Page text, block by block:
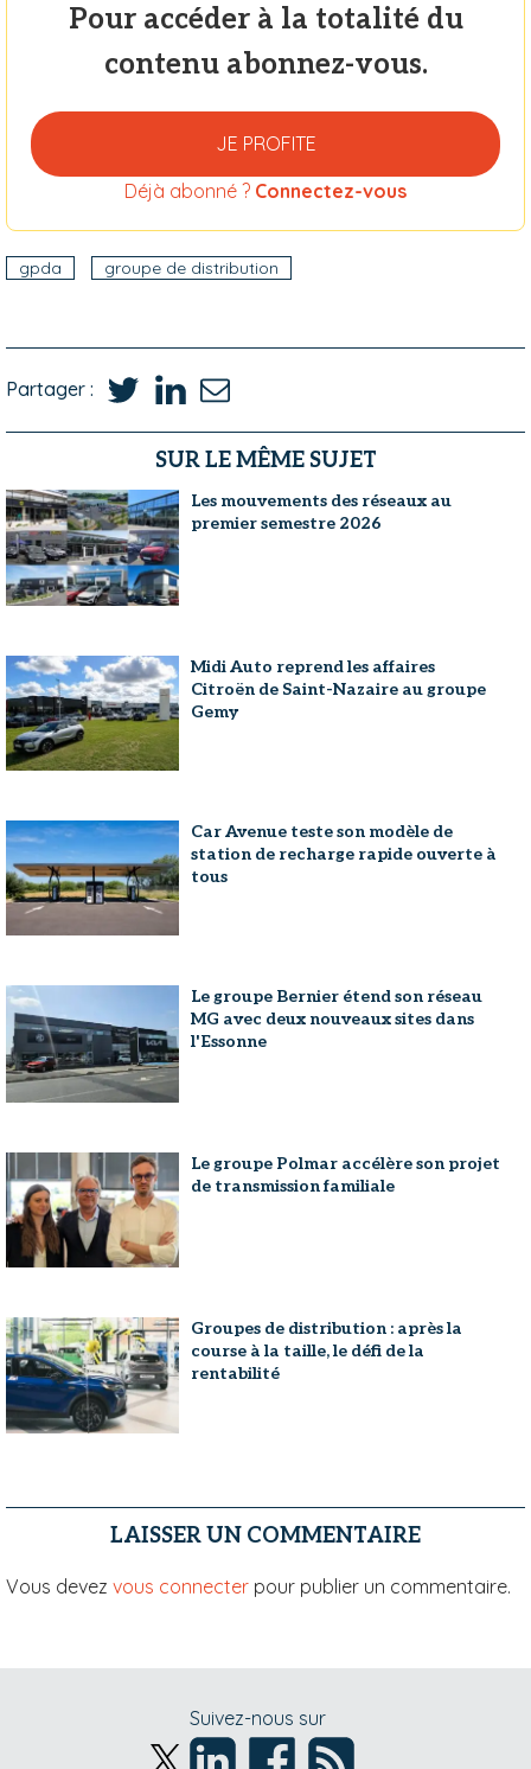
Pour accéder à la totalité du
contenu abonnez-vous.
JE PROFITE
Déjà abonné ? Connectez-vous
gpda groupe de distribution
Partager :
SUR LE MÊME SUJET
Les mouvements des réseaux au
premier semestre 2026
Midi Auto reprend les affaires
Citroën de Saint-Nazaire au groupe
Gemy
Car Avenue teste son modèle de
station de recharge rapide ouverte à
tous
Le groupe Bernier étend son réseau
MG avec deux nouveaux sites dans
l'Essonne
Le groupe Polmar accélère son projet
de transmission familiale
Groupes de distribution : après la
course à la taille, le défi de la
rentabilité
LAISSER UN COMMENTAIRE
Vous devez vous connecter pour publier un commentaire.
Suivez-nous sur